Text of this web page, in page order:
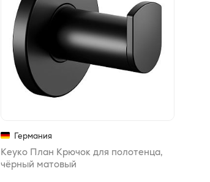
Германия
Кеуко План Крючок для полотенца,
чёрный матовый